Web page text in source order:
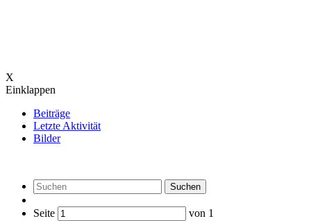
X
Einklappen
Beiträge
Letzte Aktivität
Bilder
Suchen
Seite von 1